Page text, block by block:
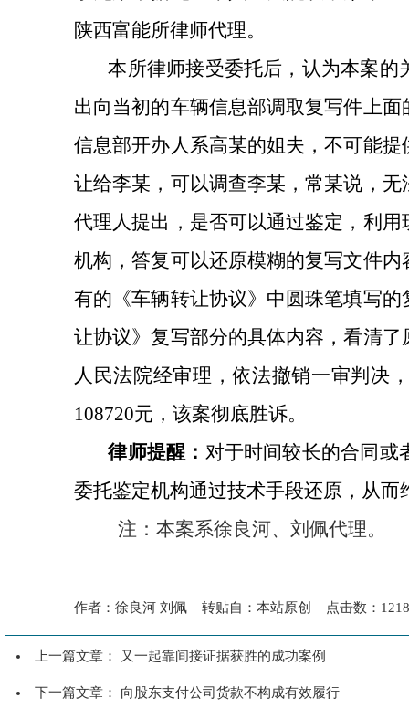
陕西富能所律师代理。
本所律师接受委托后，认为本案
出向当初的车辆信息部调取复写件上
信息部开办人系高某的姐夫，不可能
让给李某，可以调查李某，常某说，
代理人提出，是否可以通过鉴定，利
机构，答复可以还原模糊的复写文件
有的《车辆转让协议》中圆珠笔填写
让协议》复写部分的具体内容，看清
人民法院经审理，依法撤销一审判决
108720元，该案彻底胜诉。
律师提醒： 对于时间较长的合同或
委托鉴定机构通过技术手段还原，从而
注：本案系徐良河、刘佩代理。
作者：徐良河 刘佩 转贴自：本站原创 点击数：
上一篇文章： 又一起靠间接证据获胜的成功案例
下一篇文章： 向股东支付公司货款不构成有效履行